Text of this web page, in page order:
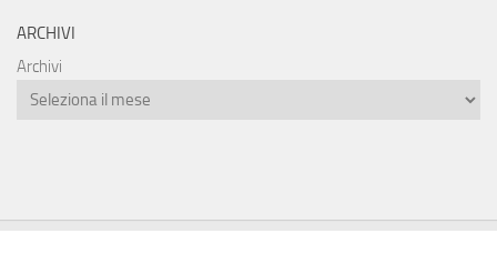
ARCHIVI
Archivi